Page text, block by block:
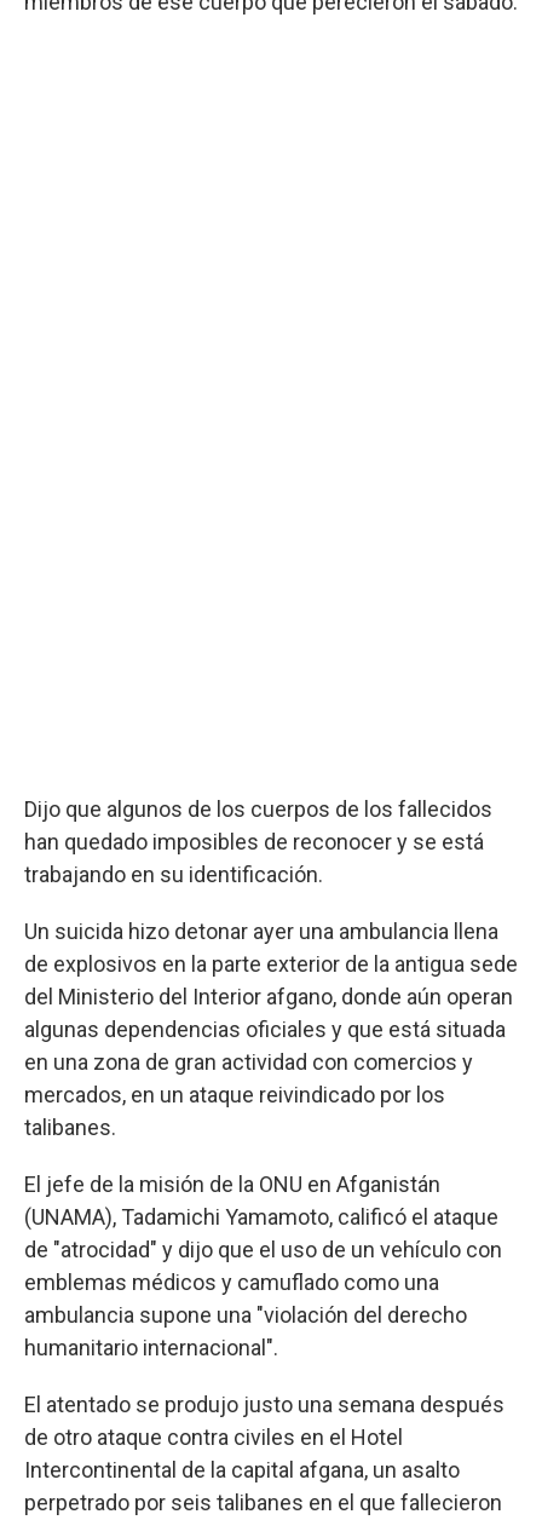
Dijo que algunos de los cuerpos de los fallecidos
han quedado imposibles de reconocer y se está
trabajando en su identificación.
Un suicida hizo detonar ayer una ambulancia llena
de explosivos en la parte exterior de la antigua sede
del Ministerio del Interior afgano, donde aún operan
algunas dependencias oficiales y que está situada
en una zona de gran actividad con comercios y
mercados, en un ataque reivindicado por los
talibanes.
El jefe de la misión de la ONU en Afganistán
(UNAMA), Tadamichi Yamamoto, calificó el ataque
de "atrocidad" y dijo que el uso de un vehículo con
emblemas médicos y camuflado como una
ambulancia supone una "violación del derecho
humanitario internacional".
El atentado se produjo justo una semana después
de otro ataque contra civiles en el Hotel
Intercontinental de la capital afgana, un asalto
perpetrado por seis talibanes en el que fallecieron